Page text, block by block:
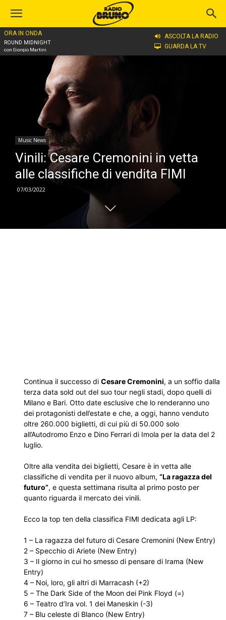
ORA IN ONDA
ROUND MIDNIGHT
con Giorgio Martini
ASCOLTA LA RADIO
GUARDA LA TV
Home
Music News
Vinili: Cesare Cremonini in vetta
alle classifiche di vendita FIMI
07/03/2022
Continua il successo di Cesare Cremonini, a un soffio dalla
terza data sold out del suo tour negli stadi, dopo quelli di
Milano e Bari. Otto date esclusive che lo renderanno uno
dei protagonisti dell’estate e che, a oggi, hanno venduto
oltre 260.000 biglietti, di cui più di 50.000 solo
all’Autodromo Enzo e Dino Ferrari di Imola per la data del 2
luglio.
Oltre alla vendita dei biglietti, Cesare è in vetta alle
classifiche di vendita per il nuovo album, “La ragazza del
futuro”, e questa settimana risulta al primo posto per
quanto riguarda il mercato dei vinili.
Ecco la top ten della classifica FIMI dedicata agli LP:
1 – La ragazza del futuro di Cesare Cremonini (New Entry)
2 – Specchio di Ariete (New Entry)
3 – Il giorno in cui ho smesso di pensare di Irama (New
Entry)
4 – Noi, loro, gli altri di Marracash (+2)
5 – The Dark Side of the Moon dei Pink Floyd (=)
6 – Teatro d’Ira vol. 1 dei Maneskin (-3)
7 – Blu celeste di Blanco (New Entry)